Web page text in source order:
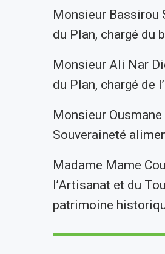
Monsieur Bassirou
du Plan, chargé du
Monsieur Ali Nar
du Plan, chargé de
Monsieur
Souveraineté
Madame Mame
l’Artisanat et du
patrimoine